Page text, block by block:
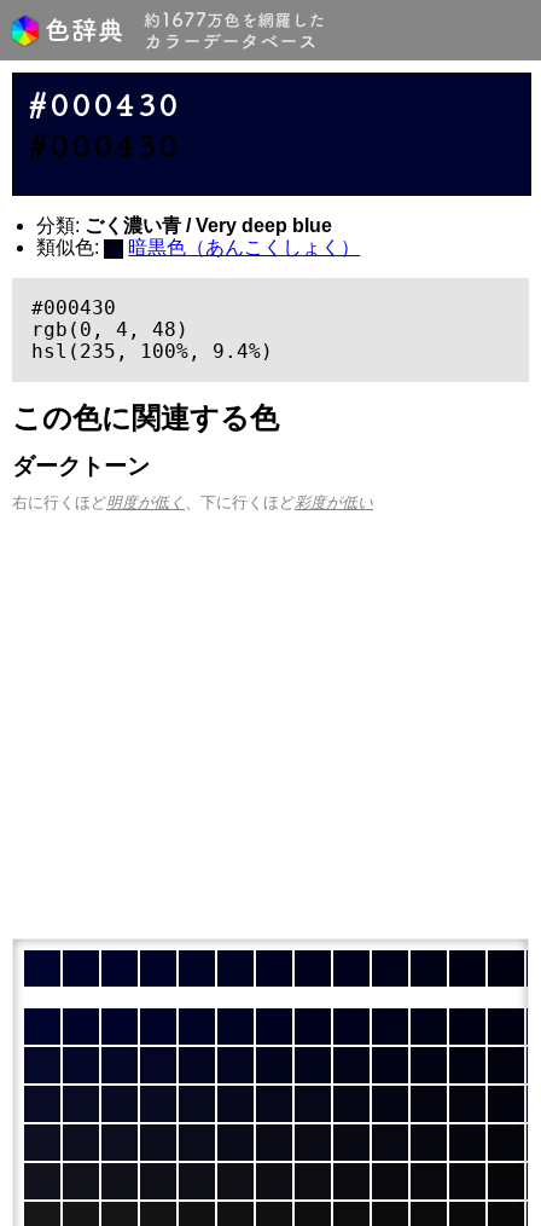
#000430
#000430
分類: ごく濃い青 / Very deep blue
類似色:
暗黒色（あんこくしょく）
#000430
rgb(0, 4, 48)
hsl(235, 100%, 9.4%)
この色に関連する色
ダークトーン
右に行くほど明度が低く 、下に行くほど彩度が低い